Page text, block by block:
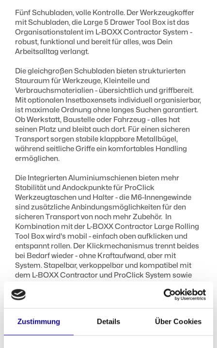
Zustimmung Details Über Cookies
Innenmaße (BxTxH) :
409 x 432 x 476 mm
Volumen :
Gewicht :
15,5 kg
Fünf Schubladen, volle Kontrolle. Der Werkzeugkoffer
mit Schubladen, die Large 5 Drawer Tool Box ist das
Organisationstalent im L-BOXX Contractor System -
robust, funktional und bereit für alles, was Dein
Arbeitsalltag verlangt.
Die gleichgroßen Schubladen bieten strukturierten
Stauraum für Werkzeuge, Kleinteile und
Verbrauchsmaterialien - übersichtlich und griffbereit.
Mit optionalen Insetboxensets individuell organisierbar,
ist maximale Ordnung ohne langes Suchen garantiert.
Ob Werkstatt, Baustelle oder Fahrzeug - alles hat
seinen Platz und bleibt auch dort. Für einen sicheren
Transport sorgen stabile klappbare Metallbügel,
während seitliche Griffe ein komfortables Handling
ermöglichen.
Die Integrierten Aluminiumschienen bieten mehr
Stabilität und Andockpunkte für ProClick
Werkzeugtaschen und Halter - die M6-Innengewinde
sind zusätzliche Anbindungsmöglichkeiten für den
sicheren Transport von noch mehr Zubehör. In
Kombination mit der L-BOXX Contractor Large Rolling
Tool Box wird's mobil - einfach oben aufklicken und
entspannt rollen. Der Klickmechanismus trennt beides
bei Bedarf wieder - ohne Kraftaufwand, aber mit
System. Stapelbar, verkoppelbar und kompatibel mit
dem L-BOXX Contractor und ProClick System sowie
aus einzelnen Modulen ein komplettes System das Dir
Und nicht zu vergessen: Per Klickmechanismus
stapelbar, dank Cubingkonzept zum stabilen Unterbau